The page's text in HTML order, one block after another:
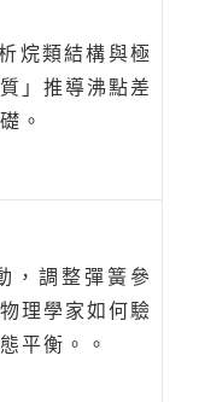
烷類結構與極
」推導沸點差
。
，調整彈簧參
理學家如何驗
平衡。。